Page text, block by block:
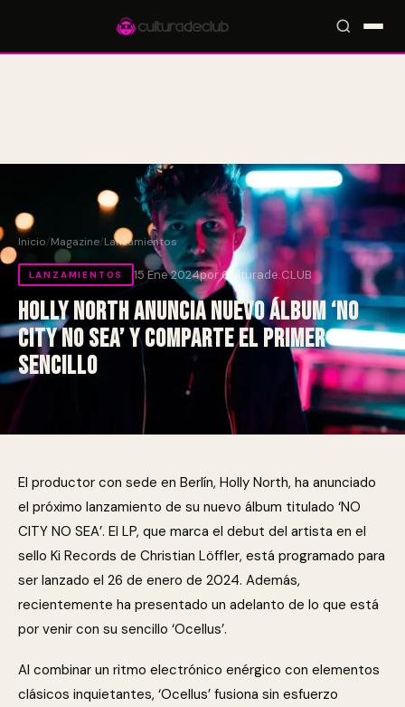
Inicio/Magazine/Lanzamientos
LANZAMIENTOS 15 Ene 2024por Culturade.CLUB
Holly North anuncia nuevo álbum ‘NO
CITY NO SEA’ y comparte el primer
sencillo
El productor con sede en Berlín, Holly North, ha anunciado
el próximo lanzamiento de su nuevo álbum titulado ‘NO
CITY NO SEA’. El LP, que marca el debut del artista en el
sello Ki Records de Christian Löffler, está programado para
ser lanzado el 26 de enero de 2024. Además,
recientemente ha presentado un adelanto de lo que está
por venir con su sencillo ‘Ocellus’.
Al combinar un ritmo electrónico enérgico con elementos
clásicos inquietantes, ‘Ocellus’ fusiona sin esfuerzo